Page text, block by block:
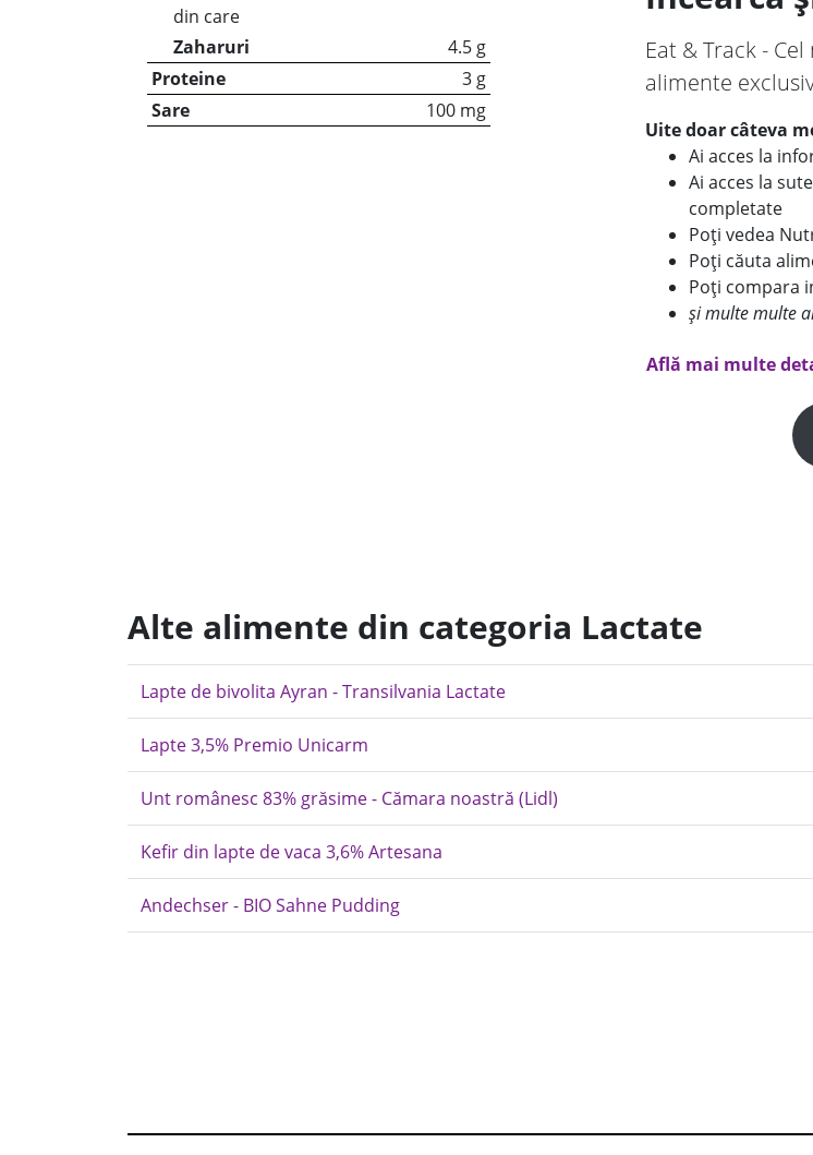
din care
Zaharuri
4.5 g
Proteine
3 g
Sare
100 mg
Eat & Track -
alimente
Uite doar câteva
Ai acces la
Ai acces la
completate
Poți vedea
Poți căuta
Poți compara
și multe multe
Află mai multe
Alte alimente din categoria Lactate
Lapte de bivolita Ayran - Transilvania Lactate
Lapte 3,5% Premio Unicarm
Unt românesc 83% grăsime - Cămara noastră (Lidl)
Kefir din lapte de vaca 3,6% Artesana
Andechser - BIO Sahne Pudding